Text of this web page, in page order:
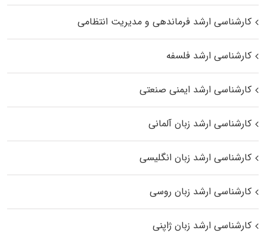
کارشناسی ارشد فرماندهی و مدیریت انتظامی
کارشناسی ارشد فلسفه
کارشناسی ارشد ایمنی صنعتی
کارشناسی ارشد زبان آلمانی
کارشناسی ارشد زبان انگلیسی
کارشناسی ارشد زبان روسی
کارشناسی ارشد زبان ژاپنی